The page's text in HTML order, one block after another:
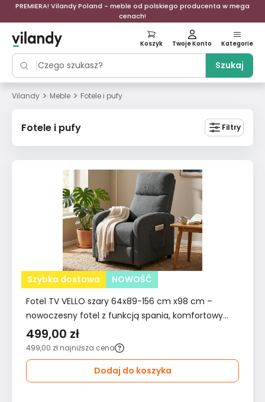
PREMIERA! Vilandy Poland - meble od polskiego producenta w mega
cenach!
Szukaj
Koszyk Twoje Konto Kategorie
Vilandy > Meble > Fotele i pufy
Fotele i pufy Filtry
Szybka dostawa
NOWOŚĆ
Fotel TV VELLO szary 64x89-156 cm x98 cm –
nowoczesny fotel z funkcją spania, komfortowy
fotel do salonu i pokoju
499,00 zł
499,00 zł najniższa cena
Dodaj do koszyka